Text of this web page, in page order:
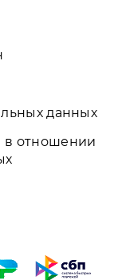
данных
в отношении